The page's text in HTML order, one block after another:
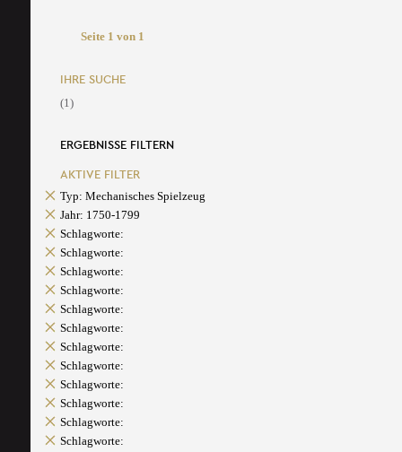
Seite 1 von 1
IHRE SUCHE
(1)
ERGEBNISSE FILTERN
AKTIVE FILTER
Typ: Mechanisches Spielzeug
Jahr: 1750-1799
Schlagworte:
Schlagworte:
Schlagworte:
Schlagworte:
Schlagworte:
Schlagworte:
Schlagworte:
Schlagworte:
Schlagworte:
Schlagworte:
Schlagworte:
Schlagworte: